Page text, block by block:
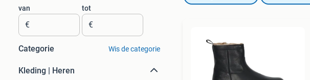
van
€
tot
€
Categorie Wis de categorie
Kleding | Heren